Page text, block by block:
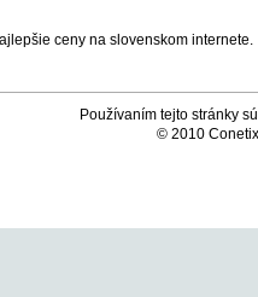
Používaním tejto stránky
© 2010